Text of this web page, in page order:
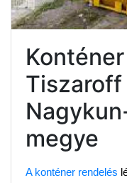
megye
A konténer rendelés